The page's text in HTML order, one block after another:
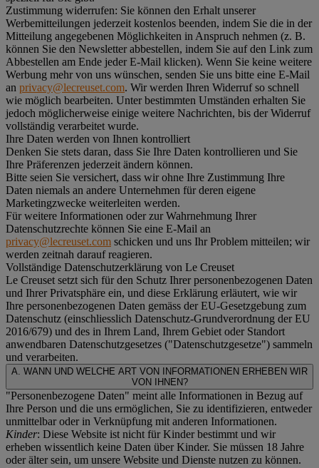
Zustimmung widerrufen: Sie können den Erhalt unserer
Werbemitteilungen jederzeit kostenlos beenden, indem Sie die in der
Mitteilung angegebenen Möglichkeiten in Anspruch nehmen (z. B.
können Sie den Newsletter abbestellen, indem Sie auf den Link zum
Abbestellen am Ende jeder E-Mail klicken). Wenn Sie keine weitere
Werbung mehr von uns wünschen, senden Sie uns bitte eine E-Mail
an privacy@lecreuset.com. Wir werden Ihren Widerruf so schnell
wie möglich bearbeiten. Unter bestimmten Umständen erhalten Sie
jedoch möglicherweise einige weitere Nachrichten, bis der Widerruf
vollständig verarbeitet wurde.
Ihre Daten werden von Ihnen kontrolliert
Denken Sie stets daran, dass Sie Ihre Daten kontrollieren und Sie
Ihre Präferenzen jederzeit ändern können.
Bitte seien Sie versichert, dass wir ohne Ihre Zustimmung Ihre
Daten niemals an andere Unternehmen für deren eigene
Marketingzwecke weiterleiten werden.
Für weitere Informationen oder zur Wahrnehmung Ihrer
Datenschutzrechte können Sie eine E-Mail an
privacy@lecreuset.com schicken und uns Ihr Problem mitteilen; wir
werden zeitnah darauf reagieren.
Vollständige Datenschutzerklärung von Le Creuset
Le Creuset setzt sich für den Schutz Ihrer personenbezogenen Daten
und Ihrer Privatsphäre ein, und diese Erklärung erläutert, wie wir
Ihre personenbezogenen Daten gemäss der EU-Gesetzgebung zum
Datenschutz (einschliesslich Datenschutz-Grundverordnung der EU
2016/679) und des in Ihrem Land, Ihrem Gebiet oder Standort
anwendbaren Datenschutzgesetzes ("Datenschutzgesetze") sammeln
und verarbeiten.
A. WANN UND WELCHE ART VON INFORMATIONEN ERHEBEN WIR
VON IHNEN?
"Personenbezogene Daten" meint alle Informationen in Bezug auf
Ihre Person und die uns ermöglichen, Sie zu identifizieren, entweder
unmittelbar oder in Verknüpfung mit anderen Informationen.
Kinder: Diese Website ist nicht für Kinder bestimmt und wir
erheben wissentlich keine Daten über Kinder. Sie müssen 18 Jahre
oder älter sein, um unsere Website und Dienste nutzen zu können.